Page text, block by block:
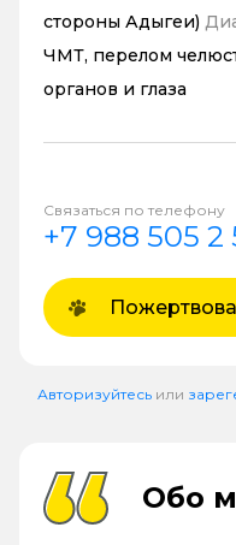
стороны Адыгеи)
ЧМТ, перелом
органов и глаза
Связаться по телефону
+7 988 505 2
Авторизуйтесь или
Обо